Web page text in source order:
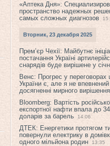
«Аптека Дня»:
пространство надежных
самых сложных диагнозов
Вторник, 23 декабря 2025
Прем’єр Чехії: Майбутнє
постачання Україні
снарядів буде вирішене у
Венс: Прогрес у
України є, але я не
досягненні мирного вирішення
Bloomberg: Вартість
експортної нафти впала до 34
доларів за барель
14:06
ДТЕК: Енергетики протягом
повернули електрику в
одного мільйона родин
13:35